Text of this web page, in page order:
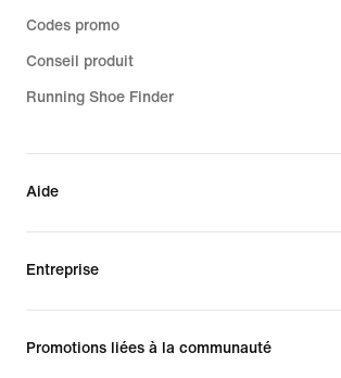
Codes promo
Conseil produit
Running Shoe Finder
Aide
Entreprise
Promotions liées à la communauté